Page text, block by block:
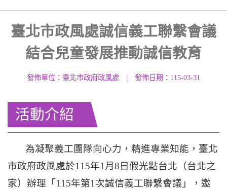
臺北市政風處誠信義工聯繫會議
結合兒童發展推動誠信教育
發佈單位：臺北市政府政風處 | 發佈日期：115-03-31
活動介紹
為凝聚義工團隊向心力，精進專業知能，臺北
市政府政風處於115年1月8日假光點台北（台北之
家）辦理「115年第1次誠信義工聯繫會議」，邀